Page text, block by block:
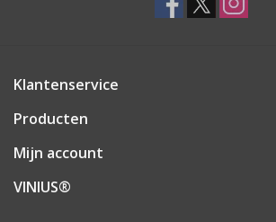
Klantenservice
Producten
Mijn account
VINIUS®